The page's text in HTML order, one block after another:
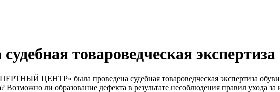
товароведческая экспертиза
ЦЕНТР» была проведена судебная товароведческая экспертиза
Возможно ли образование дефекта в результате несоблюдения правил ухода за